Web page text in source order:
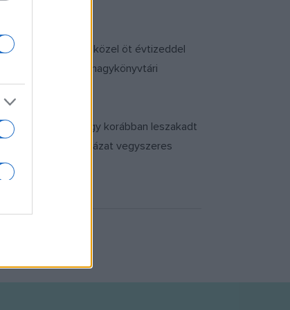
anyag került elő közel öt évtizeddel
szerepelnek a nagykönyvtári
akadálya, hogy korábban leszakadt
sérült gerendázat vegyszeres